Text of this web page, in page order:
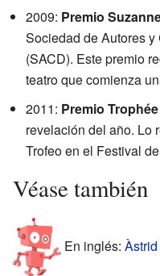
2009: Premio
Sociedad de Autores
(SACD). Este premio
teatro que comienza
2011: Premio
revelación del año. Lo
Trofeo en el Festival
Véase también
En inglés: